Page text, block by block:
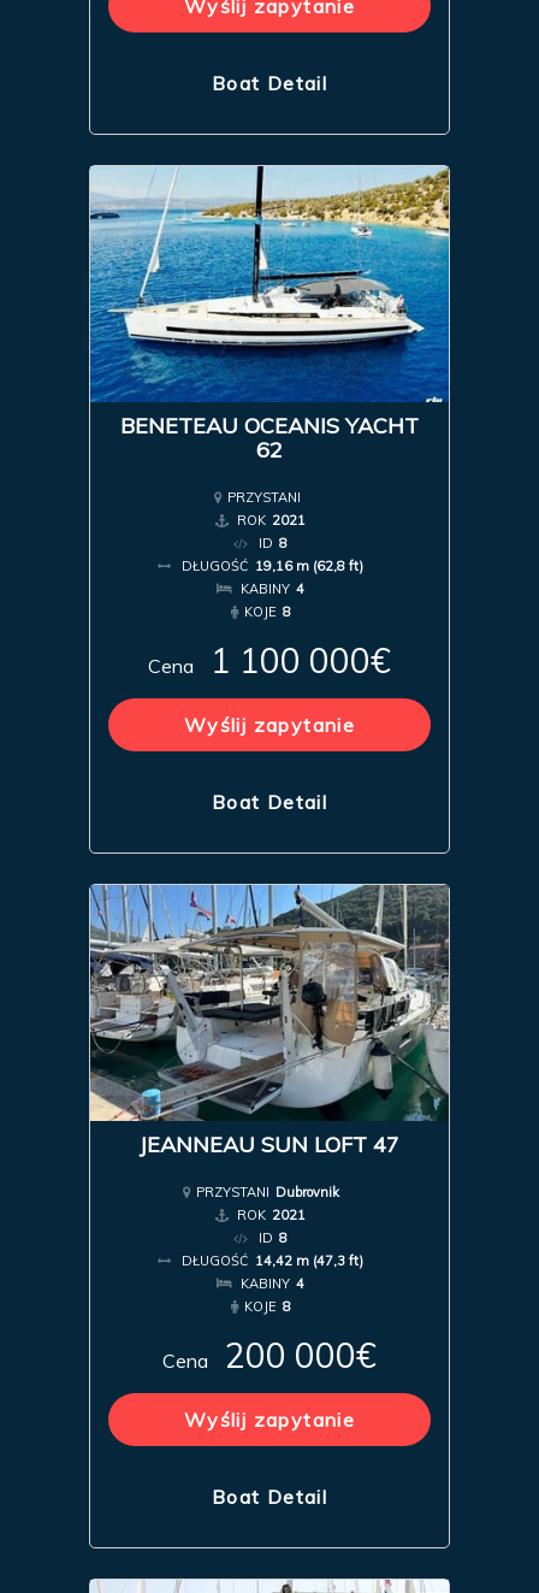
Wyślij zapytanie
Boat Detail
BENETEAU OCEANIS YACHT
62
PRZYSTANI
ROK 2021
ID 8
DŁUGOŚĆ 19,16 m (62,8 ft)
KABINY 4
KOJE 8
Cena 1 100 000€
Wyślij zapytanie
Boat Detail
JEANNEAU SUN LOFT 47
PRZYSTANI Dubrovnik
ROK 2021
ID 8
DŁUGOŚĆ 14,42 m (47,3 ft)
KABINY 4
KOJE 8
Cena 200 000€
Wyślij zapytanie
Boat Detail